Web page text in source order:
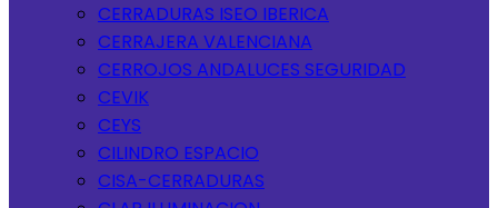
CERRADURAS ISEO IBERICA
CERRAJERA VALENCIANA
CERROJOS ANDALUCES SEGURIDAD
CEVIK
CEYS
CILINDRO ESPACIO
CISA-CERRADURAS